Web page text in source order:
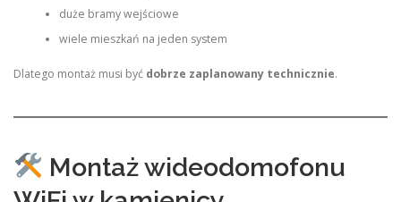
duże bramy wejściowe
wiele mieszkań na jeden system
Dlatego montaż musi być dobrze zaplanowany technicznie.
Montaż wideodomofonu